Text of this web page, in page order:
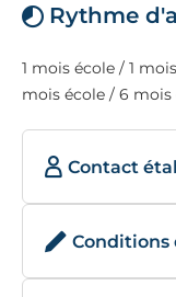
Rythme
1 mois école / 1
mois école / 6 mois
Contact